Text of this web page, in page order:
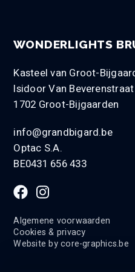
WONDERLIGHTS
Kasteel van Groot-
Isidoor Van
1702 Groot-Bijgaarden
info@grandbigard.be
Optac S.A.
BE0431 656 433
Algemene voorwaarden
Cookies & privacy
Website bycore-graphics.be